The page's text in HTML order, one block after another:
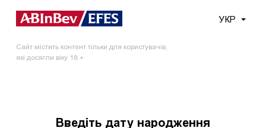
Сайт містить контент тільки для користувачів,
які досягли віку 18 +
УКР
Введіть дату народження
Меню
Головна Новини
Україна провела екологічну